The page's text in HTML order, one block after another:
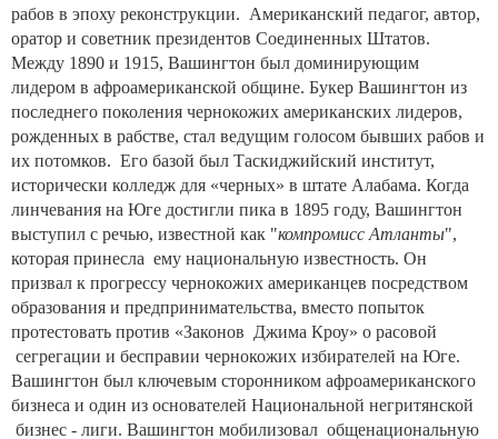
рабов в эпоху реконструкции. Американский педагог, автор,
оратор и советник президентов Соединенных Штатов.
Между 1890 и 1915, Вашингтон был доминирующим
лидером в афроамериканской общине. Букер Вашингтон из
последнего поколения чернокожих американских лидеров,
рожденных в рабстве, стал ведущим голосом бывших рабов и
их потомков. Его базой был Таскиджийский институт,
исторически колледж для «черных» в штате Алабама. Когда
линчевания на Юге достигли пика в 1895 году, Вашингтон
выступил с речью, известной как "компромисс Атланты",
которая принесла ему национальную известность. Он
призвал к прогрессу чернокожих американцев посредством
образования и предпринимательства, вместо попыток
протестовать против «Законов Джима Кроу» о расовой
сегрегации и бесправии чернокожих избирателей на Юге.
Вашингтон был ключевым сторонником афроамериканского
бизнеса и один из основателей Национальной негритянской
бизнес - лиги. Вашингтон мобилизовал общенациональную